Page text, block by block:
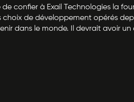
confier à Exail Technologies la
de développement opérés
dans le monde. Il devrait avoir